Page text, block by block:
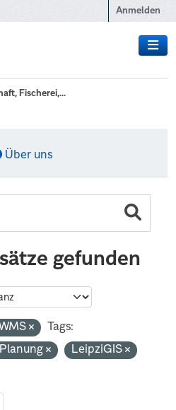
Anmelden
Fischerei,...
Über uns
gefunden
WMS
Tags:
Planung
LeipziGIS